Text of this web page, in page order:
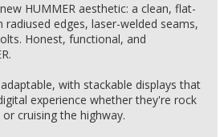
HUMMER aesthetic: a clean, flat-
edges, laser-welded seams,
Honest, functional, and
with stackable displays that
experience whether they're rock
cruising the highway.